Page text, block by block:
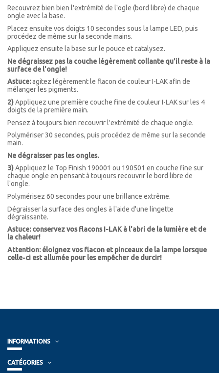
Recouvrez bien bien l'extrémité de l'ogle (bord libre) de chaque
ongle avec la base.
Placez ensuite vos doigts 10 secondes sous la lampe LED, puis
procédez de même sur la seconde mains.
Appliquez ensuite la base sur le pouce et catalysez.
Ne dégraissez pas la couche légèrement collante qu'il reste à la
surface de l'ongle!
Astuce:agitez légèrement le flacon de couleur I-LAK afin de
mélanger les pigments.
2)Appliquez une première couche fine de couleur I-LAK sur les 4
doigts de la première main.
Pensez à toujours bien recouvrir l'extrémité de chaque ongle.
Polymériser 30 secondes, puis procédez de même sur la seconde
main.
Ne dégraisser pas les ongles.
3)Appliquez le Top Finish 190001 ou 190501 en couche fine sur
chaque ongle en pensant à toujours recouvrir le bord libre de
l'ongle.
Polymérisez 60 secondes pour une brillance extrême.
Dégraisser la surface des ongles à l'aide d'une lingette
dégraissante.
Astuce: conservez vos flacons I-LAK à l'abri de la lumière et de
la chaleur!
Attention: éloignez vos flacon et pinceaux de la lampe lorsque
celle-ci est allumée pour les empêcher de durcir!
INFORMATIONS
CATÉGORIES